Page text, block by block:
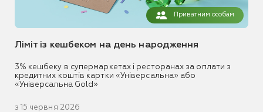
Приватним особам
Ліміт із кешбеком на день народження
3% кешбеку в супермаркетах і ресторанах за оплати з
кредитних коштів картки «Універсальна» або
«Універсальна Gold»
з 15 червня 2026